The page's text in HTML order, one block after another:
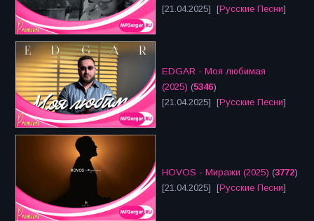
[21.04.2025] [Русские Песни]
EDGAR - Моя любимая
(2025) (5346)
[21.04.2025] [Русские Песни]
HOVOS - Миражи (2025) (3772)
[21.04.2025] [Русские Песни]